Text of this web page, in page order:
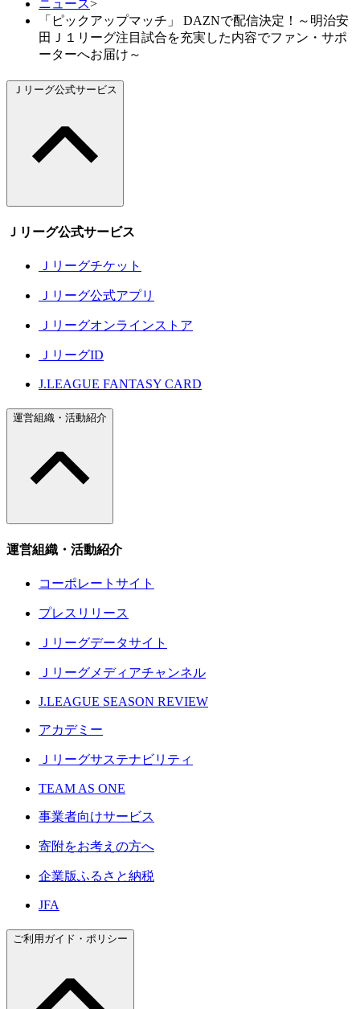
ニュース>
「ピックアップマッチ」 DAZNで配信決定！～明治安
田Ｊ１リーグ注目試合を充実した内容でファン・サポ
ーターへお届け～
Ｊリーグ公式サービス
Ｊリーグ公式サービス
Ｊリーグチケット
Ｊリーグ公式アプリ
Ｊリーグオンラインストア
ＪリーグID
J.LEAGUE FANTASY CARD
運営組織・活動紹介
運営組織・活動紹介
コーポレートサイト
プレスリリース
Ｊリーグデータサイト
Ｊリーグメディアチャンネル
J.LEAGUE SEASON REVIEW
アカデミー
Ｊリーグサステナビリティ
TEAM AS ONE
事業者向けサービス
寄附をお考えの方へ
企業版ふるさと納税
JFA
ご利用ガイド・ポリシー